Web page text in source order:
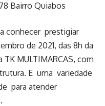
Bairro Quiabos
conhecer prestigiar
de 2021, das 8h da
MULTIMARCAS, com
E uma variedade
para atender